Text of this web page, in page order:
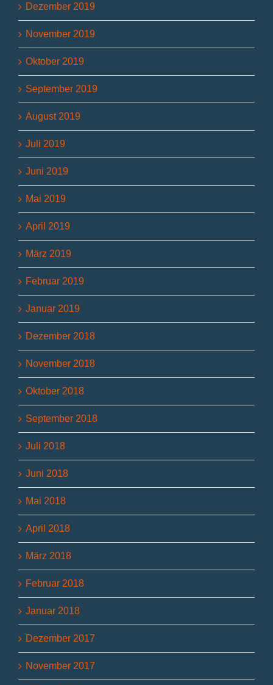
Dezember 2019
November 2019
Oktober 2019
September 2019
August 2019
Juli 2019
Juni 2019
Mai 2019
April 2019
März 2019
Februar 2019
Januar 2019
Dezember 2018
November 2018
Oktober 2018
September 2018
Juli 2018
Juni 2018
Mai 2018
April 2018
März 2018
Februar 2018
Januar 2018
Dezember 2017
November 2017